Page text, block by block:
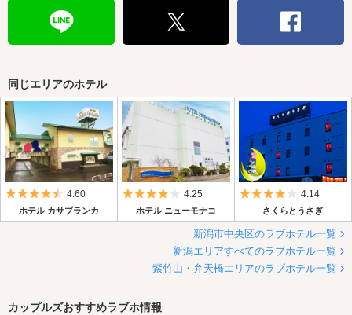
同じエリアのホテル
5つ星のうち4.5
4.60
ホテル カサブランカ
5つ星のうち4
4.25
ホテル ニューモナコ
5つ星のうち4
4.14
さくらとうさぎ
新潟市中央区のラブホテル一覧
新潟エリアすべてのラブホテル一覧
紫竹山・弁天橋エリアのラブホテル一覧
カップルズおすすめラブホ情報